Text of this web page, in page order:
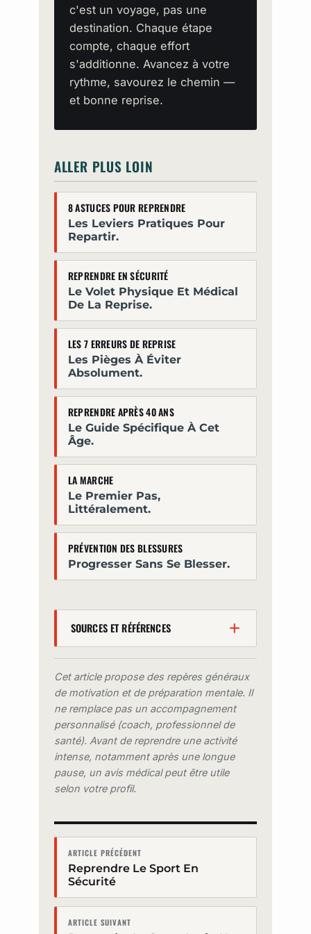
c'est un voyage, pas une
destination. Chaque étape
compte, chaque effort
s'additionne. Avancez à votre
rythme, savourez le chemin —
et bonne reprise.
ALLER PLUS LOIN
8 ASTUCES POUR REPRENDRE
Les Leviers Pratiques Pour
Repartir.
REPRENDRE EN SÉCURITÉ
Le Volet Physique Et Médical
De La Reprise.
LES 7 ERREURS DE REPRISE
Les Pièges À Éviter
Absolument.
REPRENDRE APRÈS 40 ANS
Le Guide Spécifique À Cet
Âge.
LA MARCHE
Le Premier Pas,
Littéralement.
PRÉVENTION DES BLESSURES
Progresser Sans Se Blesser.
SOURCES ET RÉFÉRENCES
Lally P, van Jaarsveld CHM,
Potts HWW, Wardle J.How are
habits formed: Modelling habit
formation in the real world.
European Journal of Social
Psychology, 2010;40(6):998-
1009 (médiane de 66 jours,
intervalle 18-254, pour
atteindre l'automaticité ; un
Gollwitzer PM, Sheeran P.
Implementation intentions and
goal achievement: a meta-
analysis of effects and
processes.
Cet article propose des repères généraux
de motivation et de préparation mentale. Il
ne remplace pas un accompagnement
personnalisé (coach, professionnel de
santé). Avant de reprendre une activité
intense, notamment après une longue
pause, un avis médical peut être utile
selon votre profil.
ARTICLE PRÉCÉDENT
Reprendre Le Sport En
Sécurité
ARTICLE SUIVANT